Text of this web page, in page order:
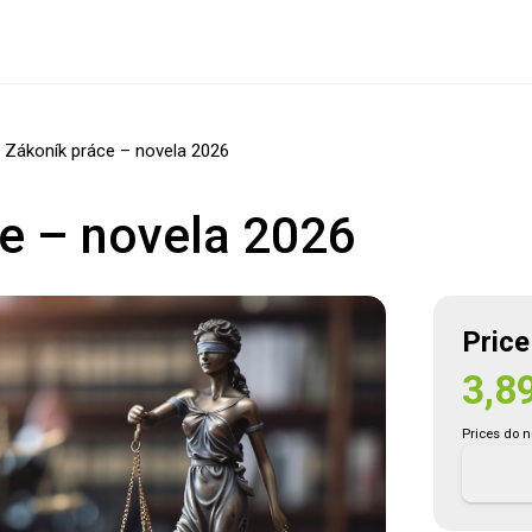
Sign Up
Sign In
Zákoník práce – novela 2026
– novela 2026
Price
Prices do